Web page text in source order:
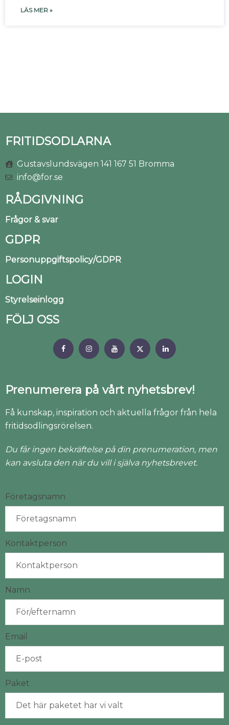
LÄS MER »
FRITIDSODLARNA
Gustavslundsvägen 141 167 51 Bromma
info@for.se
RÅDGIVNING
Frågor & svar
GDPR
Personuppgiftspolicy/GDPR
LOGIN
Styrelseinlogg
FÖLJ OSS
Prenumerera på vårt nyhetsbrev!
Få kunskap, inspiration och aktuella frågor från hela
fritidsodlingsrörelsen.
Du får ingen bekräftelse på din prenumeration, men
kan avsluta den när du vill i själva nyhetsbrevet.
Företagsnamn
Kontaktperson
Namn
Email
Paket